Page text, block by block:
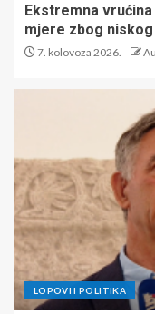
Ekstremna
mjere zbog
7. kolovoza 2026.
LOPOVI I POLITIKA